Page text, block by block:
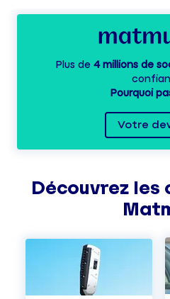
Plus de 4 millions de
Pourquoi
Votre
Découvrez les